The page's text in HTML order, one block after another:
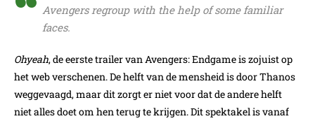
Avengers regroup with the help of some familiar
faces.
Ohyeah, de eerste trailer van Avengers: Endgame is zojuist op
het web verschenen. De helft van de mensheid is door Thanos
weggevaagd, maar dit zorgt er niet voor dat de andere helft
niet alles doet om hen terug te krijgen. Dit spektakel is vanaf